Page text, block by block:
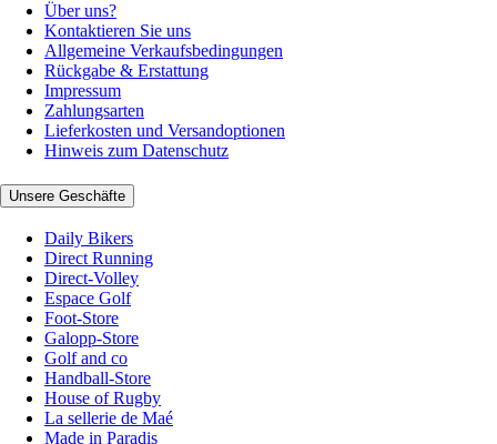
Über uns?
Kontaktieren Sie uns
Allgemeine Verkaufsbedingungen
Rückgabe & Erstattung
Impressum
Zahlungsarten
Lieferkosten und Versandoptionen
Hinweis zum Datenschutz
Unsere Geschäfte
Daily Bikers
Direct Running
Direct-Volley
Espace Golf
Foot-Store
Galopp-Store
Golf and co
Handball-Store
House of Rugby
La sellerie de Maé
Made in Paradis